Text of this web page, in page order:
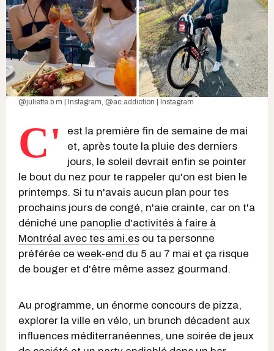
@juliette.b.m | Instagram, @ac.addiction | Instagram
C'
est la première fin de semaine de mai
et, après toute la pluie des derniers
jours, le soleil devrait enfin se pointer
le bout du nez pour te rappeler qu'on est bien le
printemps. Si tu n'avais aucun plan pour tes
prochains jours de congé, n'aie crainte, car on t'a
déniché une panoplie d'activités à faire à
Montréal avec tes ami.es ou ta personne
préférée ce week-end du 5 au 7 mai et ça risque
de bouger et d'être même assez gourmand.
Au programme, un énorme concours de pizza,
explorer la ville en vélo, un brunch décadent aux
influences méditerranéennes, une soirée de jeux